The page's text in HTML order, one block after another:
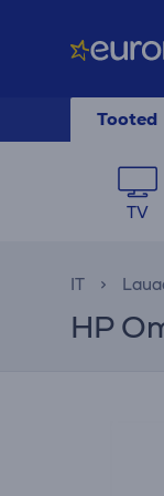
Tooted
TV
IT
HP